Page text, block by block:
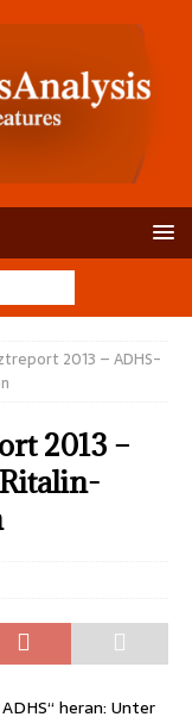
2013 – ADHS-
2013 –
heran: Unter